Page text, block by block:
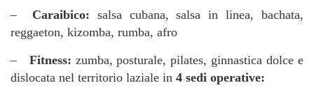
– Caraibico: salsa cubana, salsa in linea, bachata,
reggaeton, kizomba, rumba, afro
– Fitness: zumba, posturale, pilates, ginnastica dolce e
dislocata nel territorio laziale in 4 sedi operative: